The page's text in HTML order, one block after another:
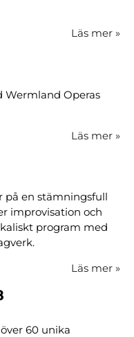
Läs mer »
Wermland Operas
Läs mer »
på en stämningsfull
improvisation och
program med
Läs mer »
60 unika